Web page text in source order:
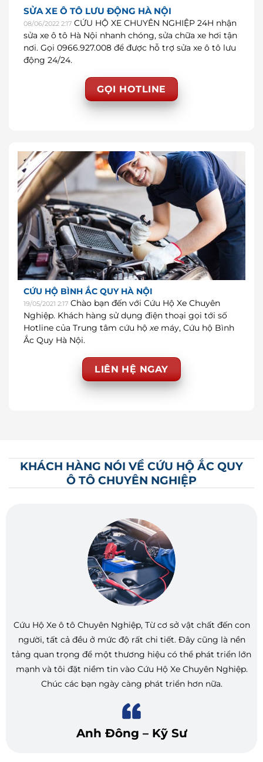
SỬA XE Ô TÔ LƯU ĐỘNG HÀ NỘI
08/06/2022 2:17 CỨU HỘ XE CHUYÊN NGHIỆP 24H nhận
sửa xe ô tô Hà Nội nhanh chóng, sửa chữa xe hơi tận
nơi. Gọi 0966.927.008 để được hỗ trợ sửa xe ô tô lưu
động 24/24.
GỌI HOTLINE
CỨU HỘ BÌNH ẮC QUY HÀ NỘI
19/05/2021 2:17 Chào bạn đến với Cứu Hộ Xe Chuyên
Nghiệp. Khách hàng sử dụng điện thoại gọi tới số
Hotline của Trung tâm cứu hộ xe máy, Cứu hộ Bình
Ắc Quy Hà Nội.
LIÊN HỆ NGAY
KHÁCH HÀNG NÓI VỀ CỨU HỘ ẮC QUY
Ô TÔ CHUYÊN NGHIỆP
Cứu Hộ Xe ô tô Chuyên Nghiệp, Từ cơ sở vật chất đến con
người, tất cả đều ở mức độ rất chi tiết. Đây cũng là nền
tảng quan trọng để một thương hiệu có thể phát triển lớn
mạnh và tôi đặt niềm tin vào Cứu Hộ Xe Chuyên Nghiệp.
Chúc các bạn ngày càng phát triển hơn nữa.
Anh Đông – Kỹ Sư